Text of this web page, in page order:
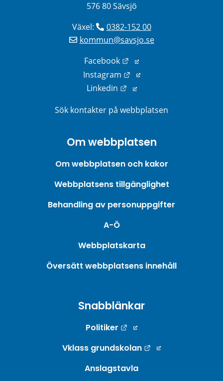
576 80 Sävsjö
Växel:
0382-152 00
kommun@savsjo.se
Facebook
Länk till annan
Instagram
Länk till annan
Linkedin
Länk till annan webbplats.
Sök kontakter på webbplatsen
Om webbplatsen
Om webbplatsen och kakor
Webbplatsens tillgänglighet
Behandling av personuppgifter
A-Ö
Webbplatskarta
Översätt webbplatsens innehåll
Snabblänkar
Politiker
Länk till annan
Vklass grundskolan
Länk till annan
Anslagstavla